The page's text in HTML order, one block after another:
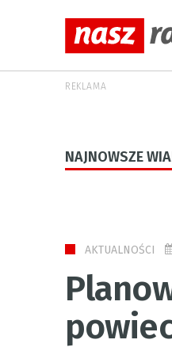
REKLAMA
NAJNOWSZE
AKTUALNOŚCI